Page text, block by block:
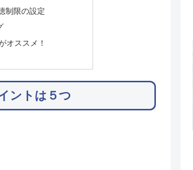
制限の設定
オススメ！
ントは５つ